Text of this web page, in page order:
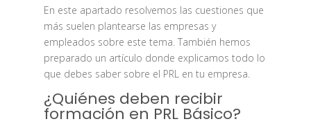
En este apartado resolvemos las cuestiones que
más suelen plantearse las empresas y
empleados sobre este tema. También hemos
preparado un artículo donde explicamos todo lo
que debes saber sobre el PRL en tu empresa.
¿Quiénes deben recibir
formación en PRL Básico?